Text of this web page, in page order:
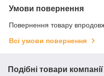
Умови повернення
Повернення товару
Всі умови повернення
Подібні товари компанії